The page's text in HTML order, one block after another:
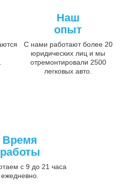
Наш
опыт
С нами работают более 20
юридических лиц и мы
отремонтировали 2500
легковых авто.
Время
работы
с 9 до 21 часа
ежедневно.